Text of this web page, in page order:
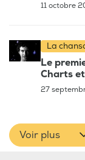
11 octobre
La
Le
Charts
27
Voir plus